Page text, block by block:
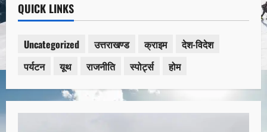
QUICK LINKS
Uncategorized उत्तराखण्ड क्राइम
देश-विदेश
पर्यटन
यूथ राजनीति स्पोर्ट्स होम